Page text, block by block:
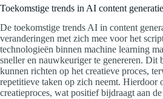
Toekomstige trends in AI content generatie
De toekomstige trends AI in content
veranderingen met zich mee voor het
technologieën binnen machine learning
sneller en nauwkeuriger te genereren. Dit
kunnen richten op het creatieve proces,
repetitieve taken op zich neemt. Hierdoor
creatieproces, wat positief bijdraagt aan